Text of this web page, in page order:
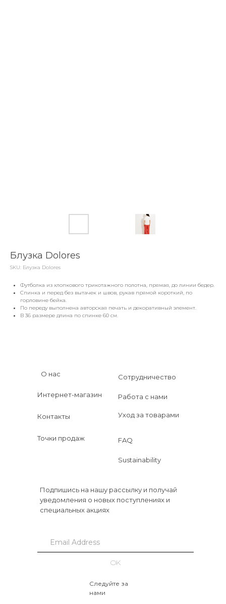
Блузка Dolores
SKU: Блузка Dolores
Футболка из хлопкового трикотажного полотна, прямая, до линии бедер.
Спинка и перед без вытачек и швов, рукав прямой короткий, по
горловине бейка.
По переду выполнена авторская печать и декоративный элемент.
В 36 размере длина по спинке 60 см.
Уход за товарами
Контакты
Подпишись на нашу рассылку и получай
уведомления о новых поступлениях и
специальных акциях
Следуйте за
нами
О нас
FAQ
Sustainability
Сотрудничество
Работа с нами
Точки продаж
Интернет-магазин
OK